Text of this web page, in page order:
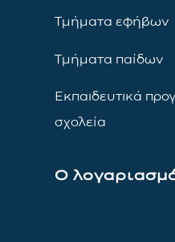
Τμήματα εφήβων
Τμήματα παίδων
Εκπαιδευτικά
σχολεία
Ο